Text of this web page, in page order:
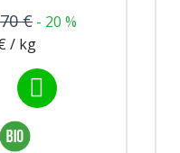
€ - 20 %
/ kg